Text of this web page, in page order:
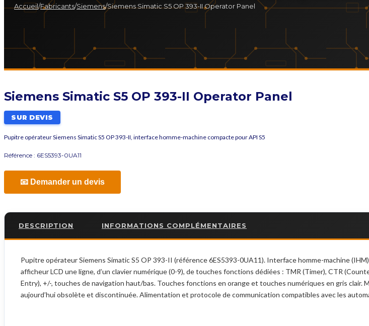
Accueil/Fabricants/Siemens/Siemens Simatic S5 OP 393-II Operator Panel
Siemens Simatic S5 OP 393-II Operator Panel
SUR DEVIS
Pupitre opérateur Siemens Simatic S5 OP 393-II, interface homme-machine compacte pour API S5
Référence : 6ES5393-0UA11
📧 Demander un devis
DESCRIPTION INFORMATIONS COMPLÉMENTAIRES
Pupitre opérateur Siemens Simatic S5 OP 393-II (référence 6ES5393-0UA11). Interface homme-machine
afficheur LCD une ligne, d’un clavier numérique (0-9), de touches fonctions dédiées : TMR (Timer), CTR
Entry), +/-, touches de navigation haut/bas. Touches fonctions en orange et touches numériques en gris clair.
aujourd’hui obsolète et discontinuée. Alimentation et protocole de communication compatibles avec les